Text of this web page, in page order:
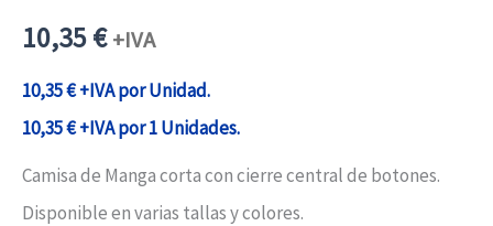
10,35€ +IVA
10,35€+IVA por Unidad.
10,35€+IVA por 1 Unidades.
Camisa de Manga corta con cierre central de botones.
Disponible en varias tallas y colores.